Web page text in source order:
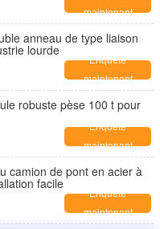
maintenant
anneau de type liaison
lourde
Enquête
maintenant
robuste pèse 100 t pour
Enquête
maintenant
camion de pont en acier à
facile
Enquête
maintenant